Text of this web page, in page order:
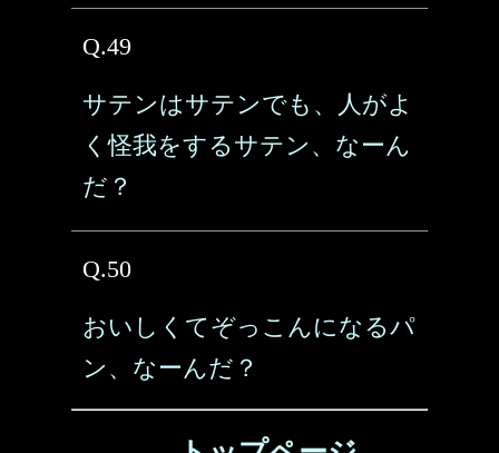
Q.49
サテンはサテンでも、人がよ
く怪我をするサテン、なーん
だ？
Q.50
おいしくてぞっこんになるパ
ン、なーんだ？